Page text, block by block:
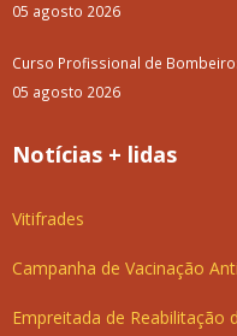
05 agosto 2026
Curso Profissional de
05 agosto 2026
Notícias + lidas
Vitifrades
Campanha de Vacinação
Empreitada de Reabilitação